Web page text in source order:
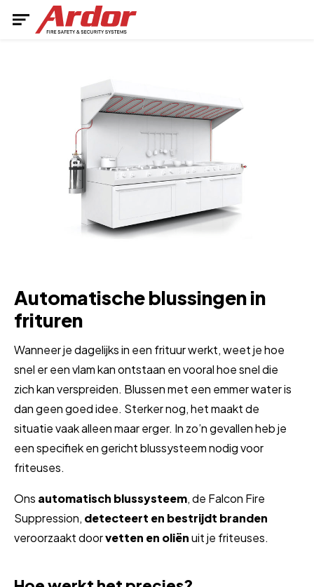
Naar inhoud
Automatische blussingen in
frituren
Wanneer je dagelijks in een frituur werkt, weet je hoe
snel er een vlam kan ontstaan en vooral hoe snel die
zich kan verspreiden. Blussen met een emmer water is
dan geen goed idee. Sterker nog, het maakt de
situatie vaak alleen maar erger. In zo’n gevallen heb je
een specifiek en gericht blussysteem nodig voor
friteuses.
Ons automatisch blussysteem, de Falcon Fire
Suppression, detecteert en bestrijdt branden
veroorzaakt doorvetten en oliënuit je friteuses.